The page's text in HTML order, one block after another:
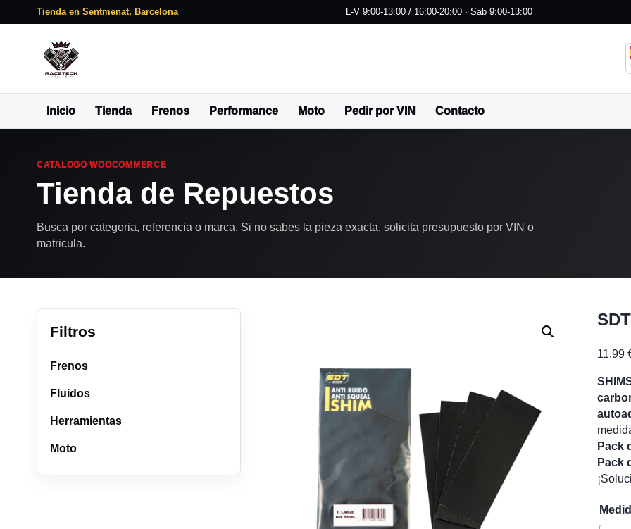
Tienda en Sentmenat, Barcelona L-V 9:00-13:00 / 16:00-20:00 · Sab 9:00-13:00
Inicio Tienda Frenos Performance Moto Pedir por VIN Contacto
CATALOGO WOOCOMMERCE
Tienda de Repuestos
Busca por categoria, referencia o marca. Si no sabes la pieza exacta, solicita presupuesto por VIN o
matricula.
Filtros
Frenos
Fluidos
Herramientas
Moto
11,99
Pack
Pack